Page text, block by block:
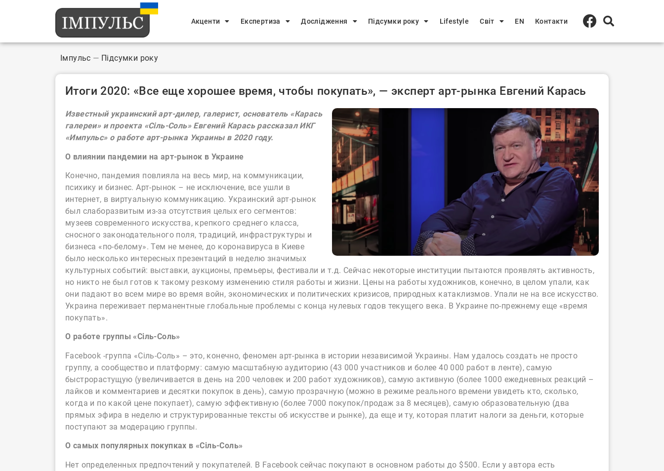
Акценти Експертиза Дослідження Підсумки року Lifestyle Світ EN Контакти
Імпульс — Підсумки року
Итоги 2020: «Все еще хорошее время, чтобы покупать», — эксперт арт-рынка Евгений Карась
Известный украинский арт-дилер, галерист, основатель «Карась
галереи» и проекта «Сіль-Соль» Евгений Карась рассказал ИКГ
«Импульс» о работе арт-рынка Украины в 2020 году.
О влиянии пандемии на арт-рынок в Украине
Конечно, пандемия повлияла на весь мир, на коммуникации,
психику и бизнес. Арт-рынок – не исключение, все ушли в
интернет, в виртуальную коммуникацию. Украинский арт-рынок
был слаборазвитым из-за отсутствия целых его сегментов:
музеев современного искусства, крепкого среднего класса,
сносного законодательного поля, традиций, инфраструктуры и
бизнеса «по-белому». Тем не менее, до коронавируса в Киеве
было несколько интересных презентаций в неделю значимых
культурных событий: выставки, аукционы, премьеры, фестивали и т.д. Сейчас некоторые институции пытаются проявлять активность,
но никто не был готов к такому резкому изменению стиля работы и жизни. Цены на работы художников, конечно, в целом упали, как
они падают во всем мире во время войн, экономических и политических кризисов, природных катаклизмов. Упали не на все искусство.
Украина переживает перманентные глобальные проблемы с конца нулевых годов текущего века. В Украине по-прежнему еще «время
покупать».
О работе группы «Сіль-Соль»
Facebook -группа «Сіль-Соль» – это, конечно, феномен арт-рынка в истории независимой Украины. Нам удалось создать не просто
группу, а сообщество и платформу: самую масштабную аудиторию (43 000 участников и более 40 000 работ в ленте), самую
быстрорастущую (увеличивается в день на 200 человек и 200 работ художников), самую активную (более 1000 ежедневных реакций –
лайков и комментариев и десятки покупок в день), самую прозрачную (можно в режиме реального времени увидеть кто, сколько,
когда и по какой цене покупает), самую эффективную (более 7000 покупок/продаж за 8 месяцев), самую образовательную (два
прямых эфира в неделю и структурированные тексты об искусстве и рынке), да еще и ту, которая платит налоги за деньги, которые
поступают за модерацию группы.
О самых популярных покупках в «Сіль-Соль»
Нет определенных предпочтений у покупателей. В Facebook сейчас покупают в основном работы до $500. Если у автора есть